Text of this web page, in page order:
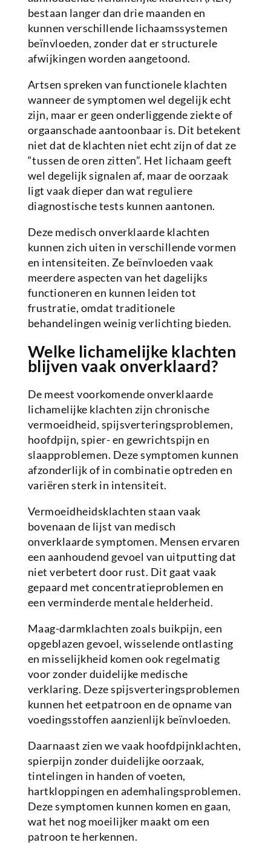
bestaan langer dan drie maanden en
kunnen verschillende lichaamssystemen
beïnvloeden, zonder dat er structurele
afwijkingen worden aangetoond.
Artsen spreken van functionele klachten
wanneer de symptomen wel degelijk echt
zijn, maar er geen onderliggende ziekte of
orgaanschade aantoonbaar is. Dit betekent
niet dat de klachten niet echt zijn of dat ze
“tussen de oren zitten”. Het lichaam geeft
wel degelijk signalen af, maar de oorzaak
ligt vaak dieper dan wat reguliere
diagnostische tests kunnen aantonen.
Deze medisch onverklaarde klachten
kunnen zich uiten in verschillende vormen
en intensiteiten. Ze beïnvloeden vaak
meerdere aspecten van het dagelijks
functioneren en kunnen leiden tot
frustratie, omdat traditionele
behandelingen weinig verlichting bieden.
Welke lichamelijke klachten
blijven vaak onverklaard?
De meest voorkomende onverklaarde
lichamelijke klachten zijn chronische
vermoeidheid, spijsverteringsproblemen,
hoofdpijn, spier- en gewrichtspijn en
slaapproblemen. Deze symptomen kunnen
afzonderlijk of in combinatie optreden en
variëren sterk in intensiteit.
Vermoeidheidsklachten staan vaak
bovenaan de lijst van medisch
onverklaarde symptomen. Mensen ervaren
een aanhoudend gevoel van uitputting dat
niet verbetert door rust. Dit gaat vaak
gepaard met concentratieproblemen en
een verminderde mentale helderheid.
Maag-darmklachten zoals buikpijn, een
opgeblazen gevoel, wisselende ontlasting
en misselijkheid komen ook regelmatig
voor zonder duidelijke medische
verklaring. Deze spijsverteringsproblemen
kunnen het eetpatroon en de opname van
voedingsstoffen aanzienlijk beïnvloeden.
Daarnaast zien we vaak hoofdpijnklachten,
spierpijn zonder duidelijke oorzaak,
tintelingen in handen of voeten,
hartkloppingen en ademhalingsproblemen.
Deze symptomen kunnen komen en gaan,
wat het nog moeilijker maakt om een
patroon te herkennen.